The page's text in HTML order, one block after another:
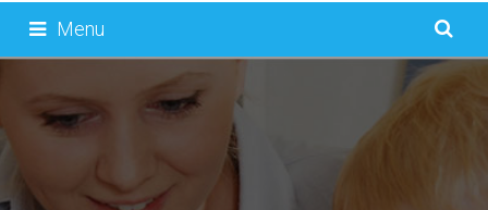
Menu